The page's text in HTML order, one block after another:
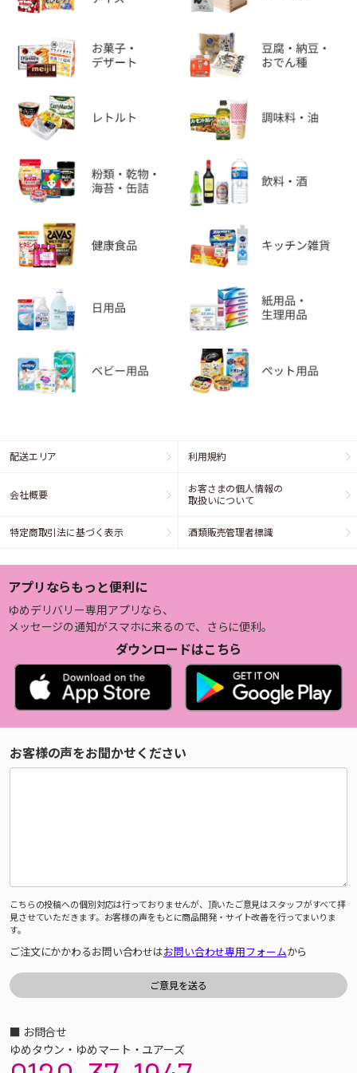
配送エリア 利用規約
会社概要
お客さまの個人情報の
取扱いについて
特定商取引法に基づく表示 酒類販売管理者標識
アプリならもっと便利に
ゆめデリバリー専用アプリなら、
メッセージの通知がスマホに来るので、さらに便利。
ダウンロードはこちら
お客様の声をお聞かせください
こちらの投稿への個別対応は行っておりませんが、頂いたご意見はスタッフがすべて拝
見させていただきます。お客様の声をもとに商品開発・サイト改善を行ってまいりま
す。
ご注文にかかわるお問い合わせはお問い合わせ専用フォームから
■ お問合せ
ゆめタウン・ゆめマート・ユアーズ